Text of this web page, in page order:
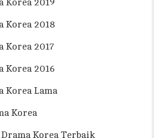
Korea 2019
Korea 2018
Korea 2017
Korea 2016
Korea Lama
Korea
Korea Terbaik